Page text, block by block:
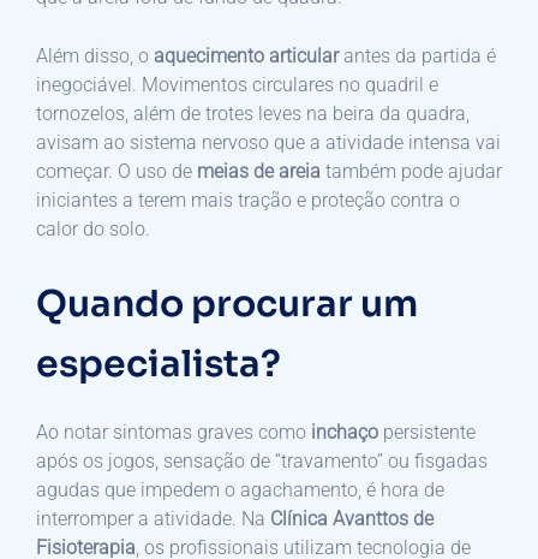
Além disso, o aquecimento articularantes da partida é
inegociável. Movimentos circulares no quadril e
tornozelos, além de trotes leves na beira da quadra,
avisam ao sistema nervoso que a atividade intensa vai
começar. O uso de meias de areia também pode ajudar
iniciantes a terem mais tração e proteção contra o
calor do solo.
Quando procurar um
especialista?
Ao notar sintomas graves como inchaço persistente
após os jogos, sensação de “travamento” ou fisgadas
agudas que impedem o agachamento, é hora de
interromper a atividade. Na Clínica Avanttos de
Fisioterapia, os profissionais utilizam tecnologia de